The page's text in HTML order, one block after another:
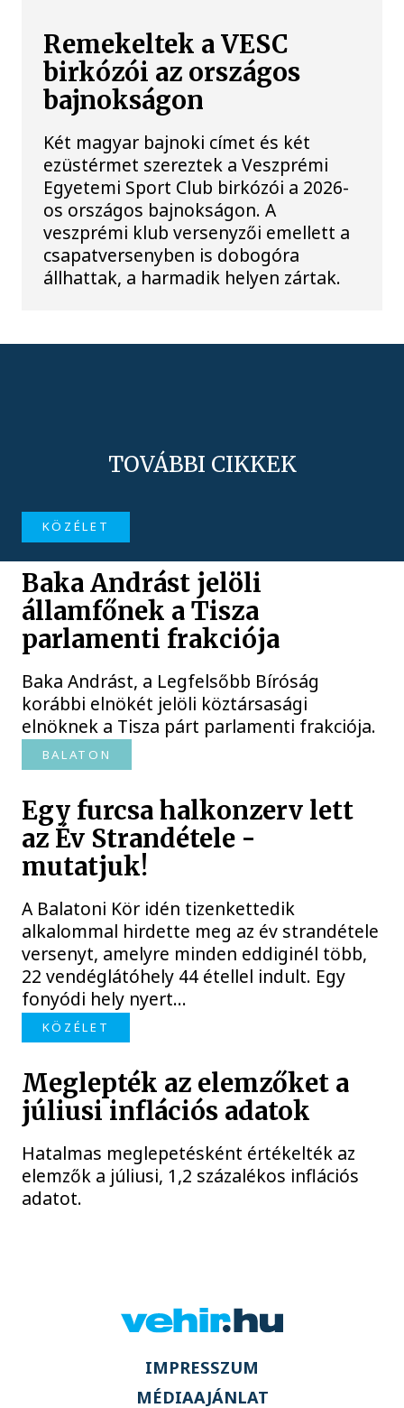
Remekeltek a VESC
birkózói az országos
bajnokságon
Két magyar bajnoki címet és két
ezüstérmet szereztek a Veszprémi
Egyetemi Sport Club birkózói a 2026-
os országos bajnokságon. A
veszprémi klub versenyzői emellett a
csapatversenyben is dobogóra
állhattak, a harmadik helyen zártak.
TOVÁBBI CIKKEK
KÖZÉLET
Baka Andrást jelöli
államfőnek a Tisza
parlamenti frakciója
Baka Andrást, a Legfelsőbb Bíróság
korábbi elnökét jelöli köztársasági
elnöknek a Tisza párt parlamenti frakciója.
BALATON
Egy furcsa halkonzerv lett
az Év Strandétele -
mutatjuk!
A Balatoni Kör idén tizenkettedik
alkalommal hirdette meg az év strandétele
versenyt, amelyre minden eddiginél több,
22 vendéglátóhely 44 étellel indult. Egy
fonyódi hely nyert...
KÖZÉLET
Meglepték az elemzőket a
júliusi inflációs adatok
Hatalmas meglepetésként értékelték az
elemzők a júliusi, 1,2 százalékos inflációs
adatot.
IMPRESSZUM
MÉDIAAJÁNLAT